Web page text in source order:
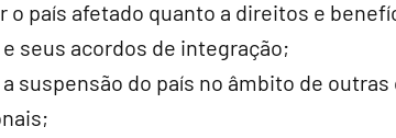
o país afetado quanto a direitos e
seus acordos de integração;
suspensão do país no âmbito de